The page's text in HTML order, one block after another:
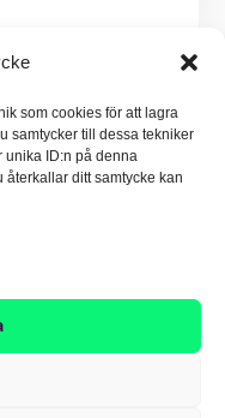
som cookies för att lagra
samtycker till dessa tekniker
unika ID:n på denna
ditt samtycke kan